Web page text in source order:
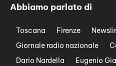
Abbiamo parlato di
Toscana Firenze
Giornale radio nazionale
Dario Nardella
Eugenio